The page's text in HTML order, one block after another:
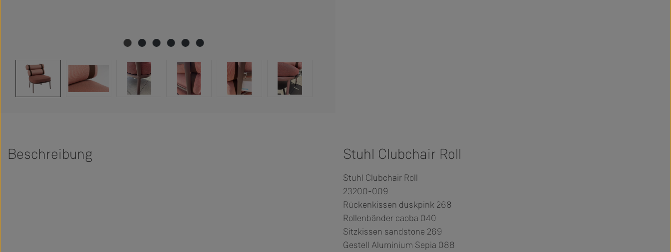
Beschreibung Stuhl Clubchair Roll
Stuhl Clubchair Roll
23200-009
Rückenkissen duskpink 268
Rollenbänder caoba 040
Sitzkissen sandstone 269
Gestell Aluminium Sepia 088